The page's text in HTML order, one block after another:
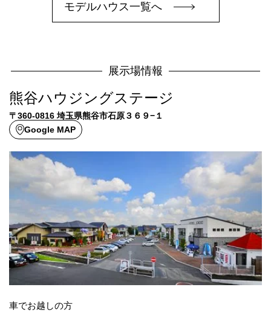
モデルハウス一覧へ
展示場情報
熊谷ハウジングステージ
〒360-0816 埼玉県熊谷市石原３６９−１
Google MAP
車でお越しの方